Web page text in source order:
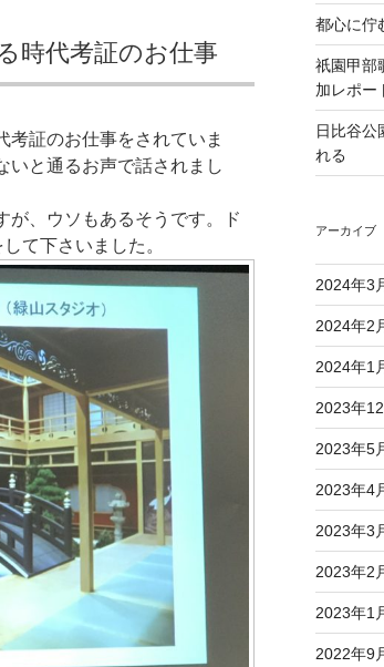
時代考証のお仕事
考証のお仕事をされていま
いと通るお声で話されまし
が、ウソもあるそうです。ド
て下さいました。
都心に佇
祇園甲部
加レポー
日比谷
れる
アーカイブ
2024年3
2024年2
2024年1
2023年12
2023年5
2023年4
2023年3
2023年2
2023年1
2022年9